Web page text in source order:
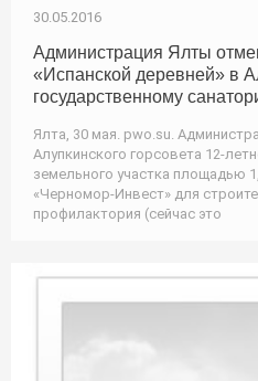
30.05.2016
Администрация Ялты
«Испанской деревней» в
государственному
Ялта, 30 мая. pwo.su.
Алупкинского горсовета 12-
земельного участка площадью
«Черномор-Инвест» для
профилактория (сейчас это